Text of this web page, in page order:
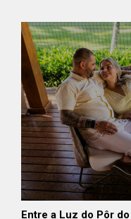
Entre a Luz do Pôr